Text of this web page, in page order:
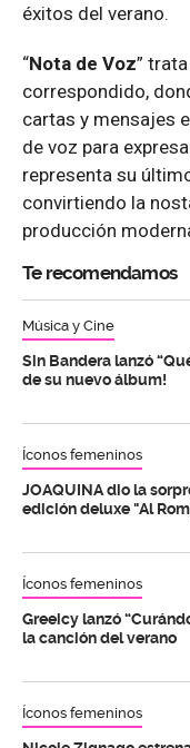
éxitos del verano.
“Nota de Voz”
correspondido,
cartas y mensajes
de voz para
representa su
convirtiendo la
producción
Te recomendamos
Música y Cine
Sin Bandera lanzó
de su nuevo álbum!
Íconos femeninos
JOAQUINA dio la
edición deluxe "Al
Íconos femeninos
Greeicy lanzó
la canción del verano
Íconos femeninos